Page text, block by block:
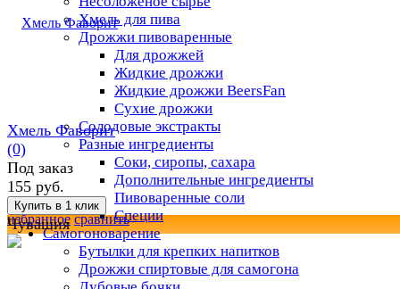
Хмель для пива
Дрожжи пивоваренные
Для дрожжей
Жидкие дрожжи
Жидкие дрожжи BeersFan
Сухие дрожжи
Солодовые экстракты
Разные ингредиенты
Соки, сиропы, сахара
Дополнительные ингредиенты
Пивоваренные соли
Специи
Самогоноварение
Бутылки для крепких напитков
Дрожжи спиртовые для самогона
избранное сравнить
Хмель Фаворит
(0)
Под заказ
155 руб.
Чувашия